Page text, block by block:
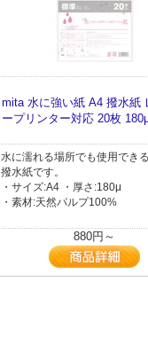
mita 水に強い紙 A4 撥水紙
ープリンター対応 20枚
水に濡れる場所でも使用でき
撥水紙です。
・サイズ:A4 ・厚さ:180μ
・素材:天然パルプ100%
880円～